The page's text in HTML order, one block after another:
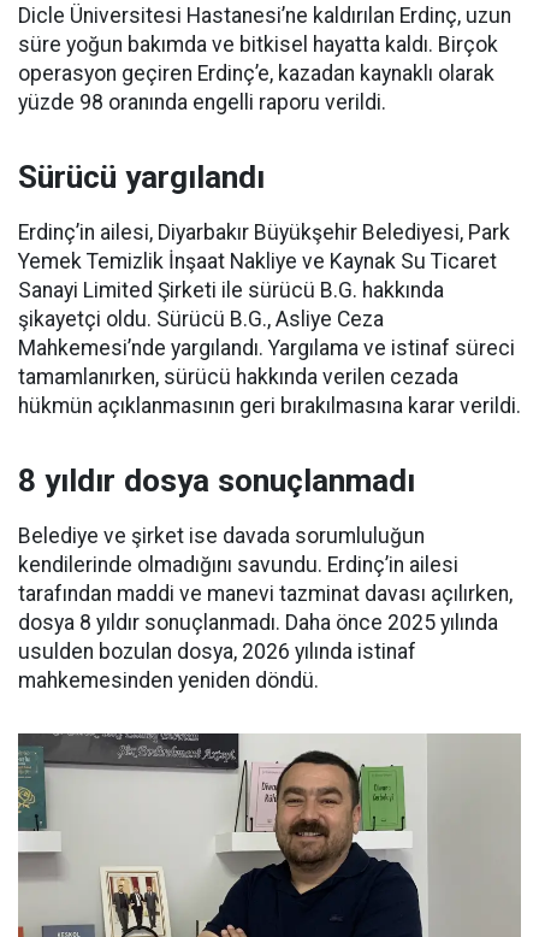
Dicle Üniversitesi Hastanesi’ne kaldırılan Erdinç, uzun
süre yoğun bakımda ve bitkisel hayatta kaldı. Birçok
operasyon geçiren Erdinç’e, kazadan kaynaklı olarak
yüzde 98 oranında engelli raporu verildi.
Sürücü yargılandı
Erdinç’in ailesi, Diyarbakır Büyükşehir Belediyesi, Park
Yemek Temizlik İnşaat Nakliye ve Kaynak Su Ticaret
Sanayi Limited Şirketi ile sürücü B.G. hakkında
şikayetçi oldu. Sürücü B.G., Asliye Ceza
Mahkemesi’nde yargılandı. Yargılama ve istinaf süreci
tamamlanırken, sürücü hakkında verilen cezada
hükmün açıklanmasının geri bırakılmasına karar verildi.
8 yıldır dosya sonuçlanmadı
Belediye ve şirket ise davada sorumluluğun
kendilerinde olmadığını savundu. Erdinç’in ailesi
tarafından maddi ve manevi tazminat davası açılırken,
dosya 8 yıldır sonuçlanmadı. Daha önce 2025 yılında
usulden bozulan dosya, 2026 yılında istinaf
mahkemesinden yeniden döndü.